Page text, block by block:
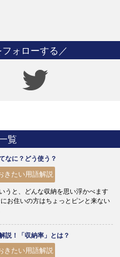
ォローする／
覧
なに？どう使う？
きたい用語解説
うと、どんな収納を思い浮かべます
お住いの方はちょっとピンと来ない
説！「収納率」とは？
きたい用語解説